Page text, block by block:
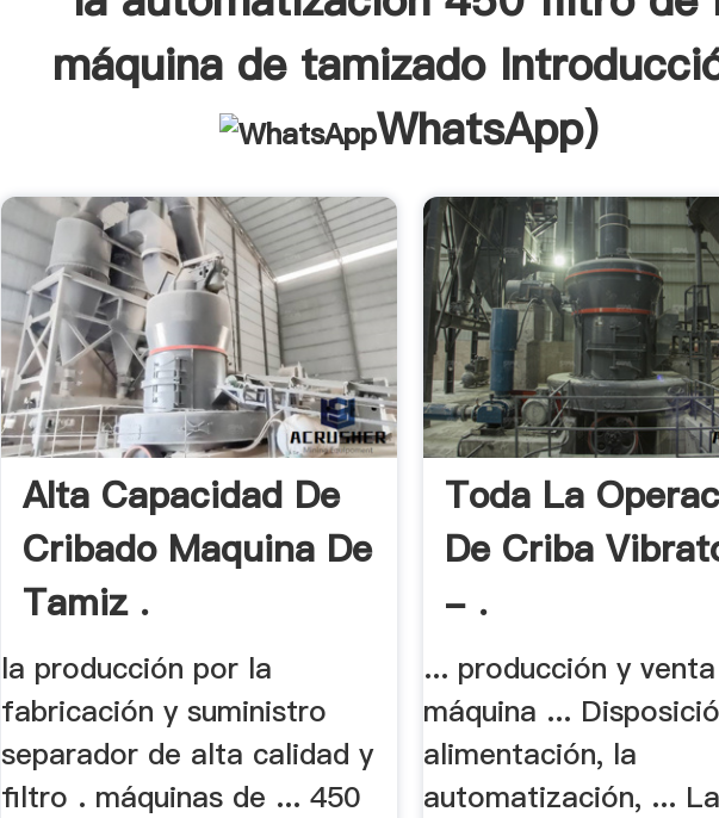
máquina de tamizado
WhatsApp)
Alta Capacidad De
Cribado Maquina De
Tamiz .
la producción por la
fabricación y suministro
separador de alta calidad y
filtro . máquinas de ... 450
Toda La
De Criba
- .
... producción y
máquina ...
alimentación, la
automatización, ...